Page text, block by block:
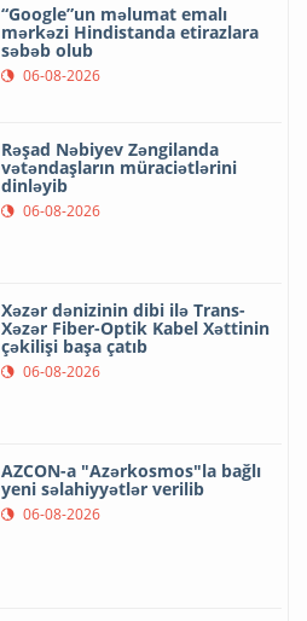
“Google”un məlumat emalı
mərkəzi Hindistanda etirazlara
səbəb olub
06-08-2026
Rəşad Nəbiyev Zəngilanda
vətəndaşların müraciətlərini
dinləyib
06-08-2026
Xəzər dənizinin dibi ilə Trans-
Xəzər Fiber-Optik Kabel Xəttinin
çəkilişi başa çatıb
06-08-2026
AZCON-a "Azərkosmos"la bağlı
yeni səlahiyyətlər verilib
06-08-2026